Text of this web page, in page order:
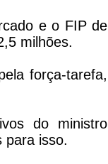
e o FIP de
milhões.
força-tarefa,
do ministro
para isso.